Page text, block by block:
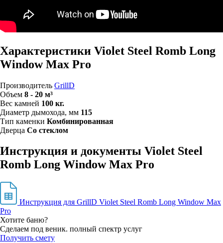
Характеристики Violet Steel Romb Long
Window Max Pro
Производитель GrillD
Объем 8 - 20 м³
Вес камней 100 кг.
Диаметр дымохода, мм 115
Тип каменки Комбинированная
Дверца Со стеклом
Инструкция и документы Violet Steel
Romb Long Window Max Pro
Инструкция для GrillD Violet Steel Romb Long Window Max
Pro
Хотите баню?
Сделаем под веник. полный спектр услуг
Получить смету